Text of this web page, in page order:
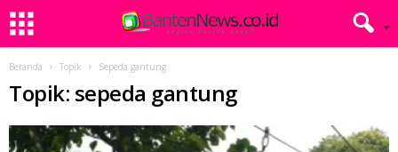
Beranda Topik Sepeda gantung
Topik: sepeda gantung